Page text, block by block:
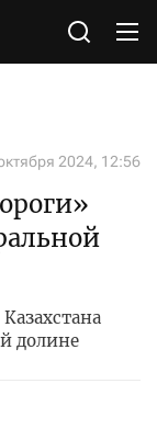
2024, 12:56
долине